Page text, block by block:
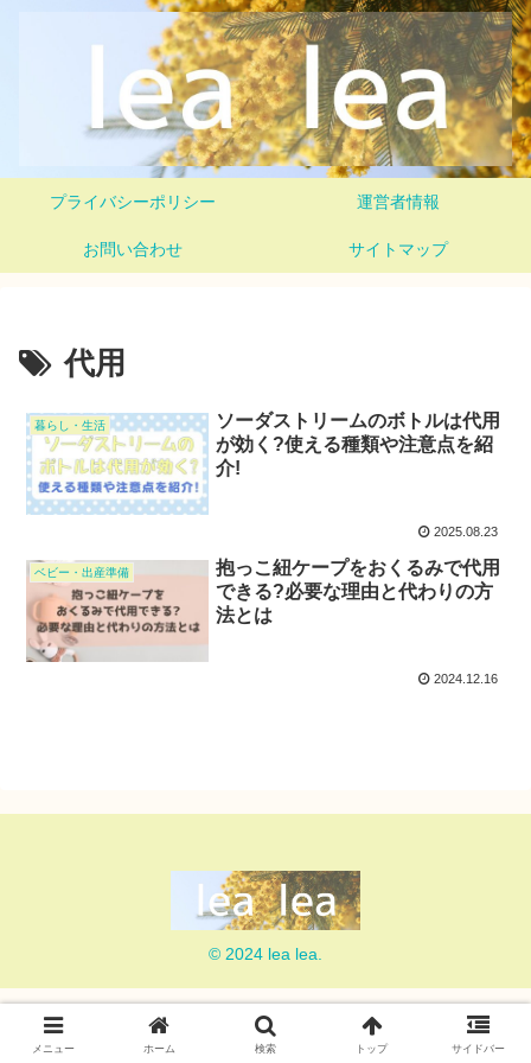
プライバシーポリシー 運営者情報
お問い合わせ サイトマップ
代用
暮らし・生活
ソーダストリームのボトルは代用
が効く?使える種類や注意点を紹
介!
2025.08.23
ベビー・出産準備
抱っこ紐ケープをおくるみで代用
できる?必要な理由と代わりの方
法とは
2024.12.16
© 2024 lea lea.
メニュー ホーム 検索 トップ サイドバー